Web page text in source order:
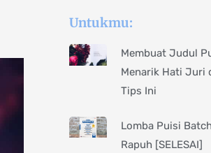
Untukmu:
Membuat Judul
Menarik Hati Juri
Tips Ini
Lomba Puisi
Rapuh [SELESAI]